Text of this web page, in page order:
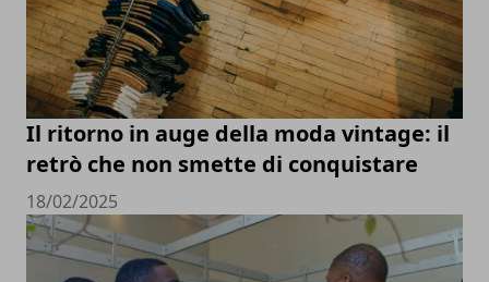
Il ritorno in auge della moda vintage: il
retrò che non smette di conquistare
18/02/2025